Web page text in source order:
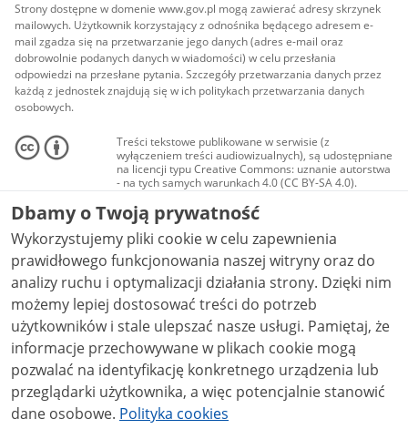
Strony dostępne w domenie www.gov.pl mogą zawierać adresy skrzynek
mailowych. Użytkownik korzystający z odnośnika będącego adresem e-
mail zgadza się na przetwarzanie jego danych (adres e-mail oraz
dobrowolnie podanych danych w wiadomości) w celu przesłania
odpowiedzi na przesłane pytania. Szczegóły przetwarzania danych przez
każdą z jednostek znajdują się w ich politykach przetwarzania danych
osobowych.
Treści tekstowe publikowane w serwisie (z
wyłączeniem treści audiowizualnych), są udostępniane
na licencji typu Creative Commons: uznanie autorstwa
- na tych samych warunkach 4.0 (CC BY-SA 4.0).
Materiały audiowizualne, w tym zdjęcia, materiały
audio i wideo, są udostępniane na licencji typu
Creative Commons: uznanie autorstwa użycie
niekomercyjne - bez utworów zależnych 4.0 (CC BY-
NC-ND 4.0), o ile nie jest to stwierdzone inaczej.
Dbamy o Twoją prywatność
Wykorzystujemy pliki cookie w celu zapewnienia
prawidłowego funkcjonowania naszej witryny oraz do
analizy ruchu i optymalizacji działania strony. Dzięki nim
możemy lepiej dostosować treści do potrzeb
użytkowników i stale ulepszać nasze usługi. Pamiętaj, że
informacje przechowywane w plikach cookie mogą
pozwalać na identyfikację konkretnego urządzenia lub
przeglądarki użytkownika, a więc potencjalnie stanowić
dane osobowe. Polityka cookies